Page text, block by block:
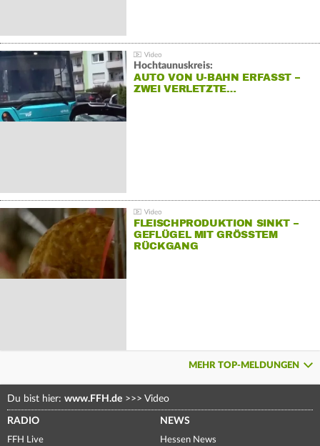
Hochtaunuskreis:
AUTO VON U-BAHN ERFASST –
ZWEI VERLETZTE…
FLEISCHPRODUKTION SINKT –
GEFLÜGEL MIT GRÖSSTEM R
ÜCKGANG
MEHR TOP-MELDUNGEN
Du bist hier: www.FFH.de >>> Video
RADIO
FFH Live
NEWS
Hessen News